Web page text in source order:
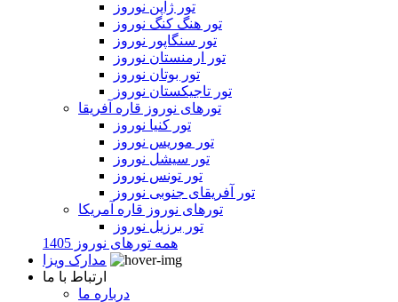
تور ژاپن نوروز
تور هنگ کنگ نوروز
تور سنگاپور نوروز
تور ارمنستان نوروز
تور بوتان نوروز
تور تاجیکستان نوروز
تورهای نوروز قاره آفریقا
تور کنیا نوروز
تور موریس نوروز
تور سیشل نوروز
تور تونس نوروز
تور آفریقای جنوبی نوروز
تورهای نوروز قاره آمریکا
تور برزیل نوروز
همه تورهای نوروز 1405
مدارک ویزا
ارتباط با ما
درباره ما